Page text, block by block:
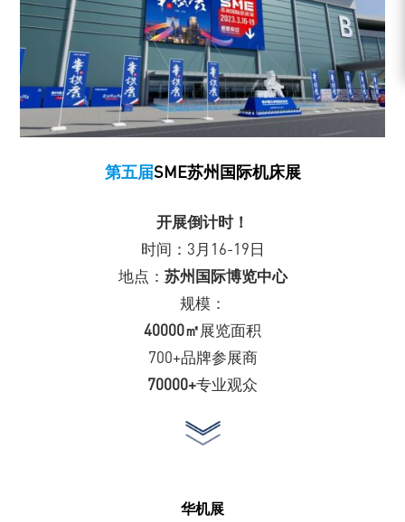
第五届SME苏州国际机床展
开展倒计时！
时间：3月16-19日
地点： 苏州国际博览中心
规模：
40000㎡展览面积
700+品牌参展商
70000+专业观众
华机展